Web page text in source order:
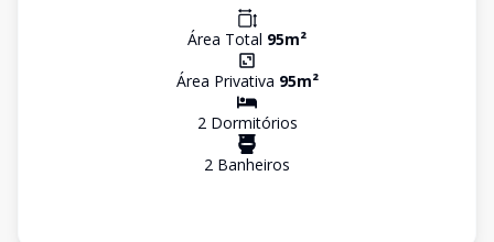
Área Total 95m²
Área Privativa 95m²
2Dormitórios
2 Banheiros